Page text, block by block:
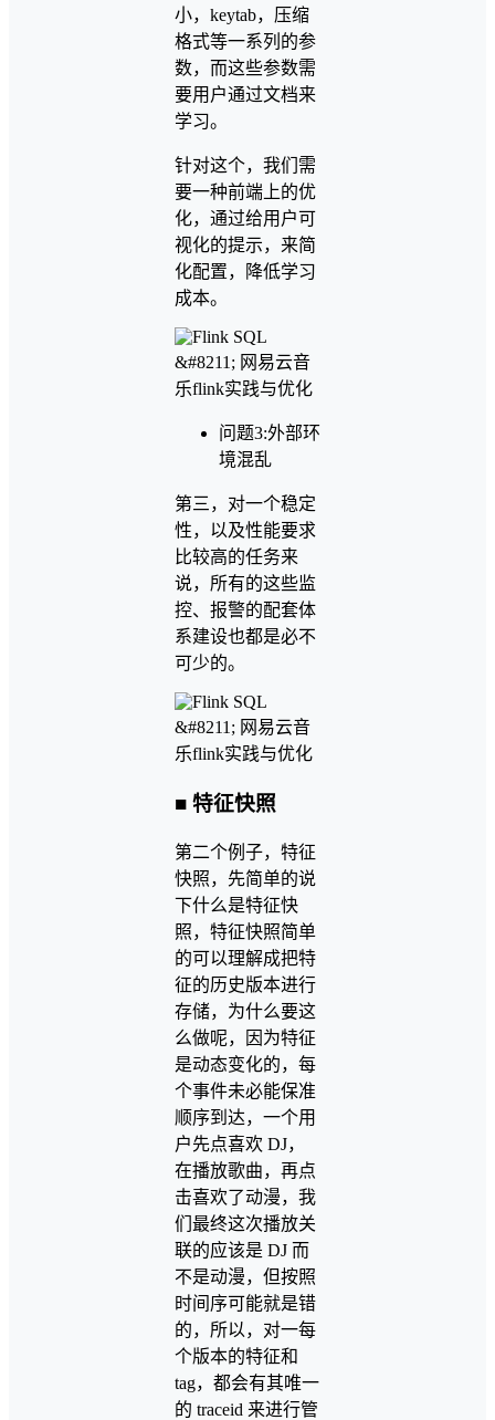
小，keytab，压缩
格式等一系列的参
数，而这些参数需
要用户通过文档来
学习。
针对这个，我们需
要一种前端上的优
化，通过给用户可
视化的提示，来简
化配置，降低学习
成本。
问题3:外部环
境混乱
第三，对一个稳定
性，以及性能要求
比较高的任务来
说，所有的这些监
控、报警的配套体
系建设也都是必不
可少的。
■ 特征快照
第二个例子，特征
快照，先简单的说
下什么是特征快
照，特征快照简单
的可以理解成把特
征的历史版本进行
存储，为什么要这
么做呢，因为特征
是动态变化的，每
个事件未必能保准
顺序到达，一个用
户先点喜欢 DJ，
在播放歌曲，再点
击喜欢了动漫，我
们最终这次播放关
联的应该是 DJ 而
不是动漫，但按照
时间序可能就是错
的，所以，对一每
个版本的特征和
tag，都会有其唯一
的 traceid 来进行管